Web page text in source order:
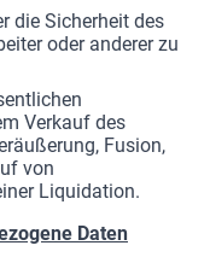
die Sicherheit des
oder anderer zu
Verkauf des
Fusion,
von
Liquidation.
Daten